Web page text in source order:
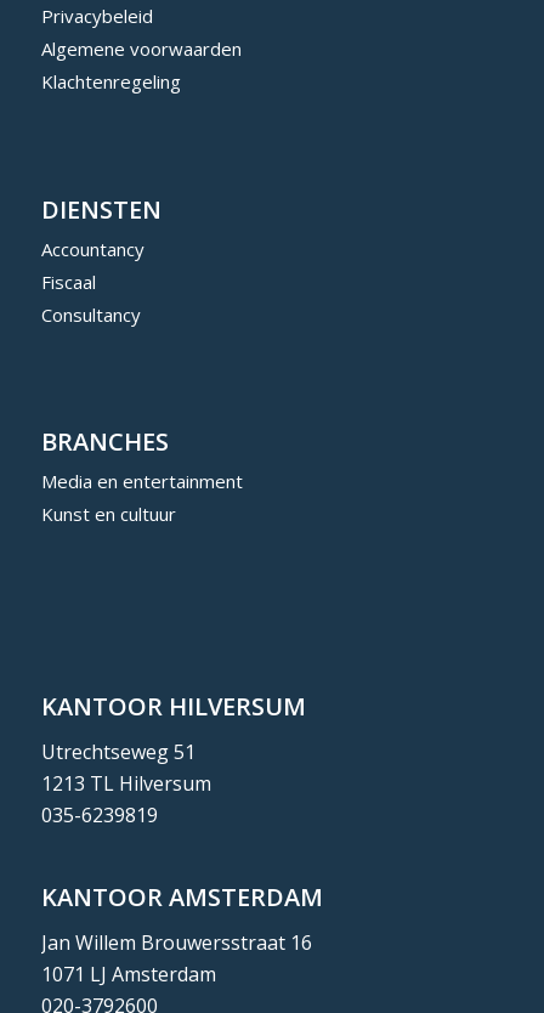
Privacybeleid
Algemene voorwaarden
Klachtenregeling
DIENSTEN
Accountancy
Fiscaal
Consultancy
BRANCHES
Media en entertainment
Kunst en cultuur
KANTOOR HILVERSUM
Utrechtseweg 51
1213 TL Hilversum
035-6239819
KANTOOR AMSTERDAM
Jan Willem Brouwersstraat 16
1071 LJ Amsterdam
020-3792600